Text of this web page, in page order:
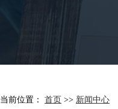
当前位置： 首页 >> 新闻中心